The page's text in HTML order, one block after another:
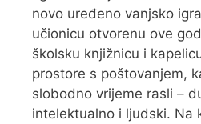
novo uređeno vanjsko
učionicu otvorenu ove
školsku knjižnicu i
prostore s poštovanjem,
slobodno vrijeme rasli –
intelektualno i ljudski. Na